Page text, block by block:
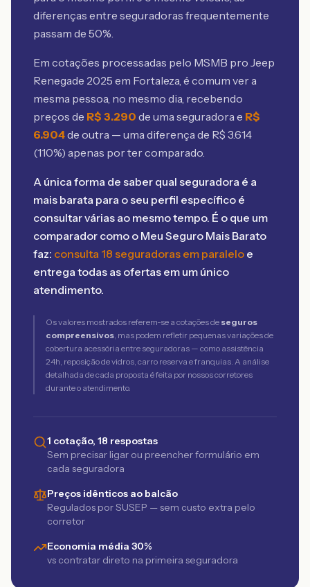
diferenças entre seguradoras frequentemente
passam de 50%.
Em cotações processadas pelo MSMB pro Jeep
Renegade 2025 em Fortaleza, é comum ver a
mesma pessoa, no mesmo dia, recebendo
preços de R$ 3.290 de uma seguradora e R$
6.904de outra — uma diferença de R$ 3.614
(110%) apenas por ter comparado.
A única forma de saber qual seguradora é a
mais barata para o seu perfil específico é
consultar várias ao mesmo tempo. É o que um
comparador como o Meu Seguro Mais Barato
faz: consulta 18 seguradoras em paralelo e
entrega todas as ofertas em um único
atendimento.
Os valores mostrados referem-se a cotações de seguros
compreensivos, mas podem refletir pequenas variações de
cobertura acessória entre seguradoras — como assistência
24h, reposição de vidros, carro reserva e franquias. A análise
detalhada de cada proposta é feita por nossos corretores
durante o atendimento.
1 cotação, 18 respostas
Sem precisar ligar ou preencher formulário em
cada seguradora
Preços idênticos ao balcão
Regulados por SUSEP — sem custo extra pelo
corretor
Economia média 30%
vs contratar direto na primeira seguradora